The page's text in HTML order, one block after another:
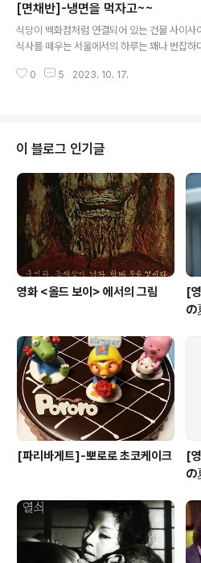
[면채반]-냉면을 먹자고~~
식당이 백화점처럼 연결되어 있는 건물 사이사
식사를 떼우는 서울에서의 하루는 꽤나 번잡하
인 시스템 안에서 살아남기 위해 오늘도 한끼 !!
0 5 2023. 10. 17.
이 블로그 인기글
영화 <올드 보이> 에서의 그림
[
の
[파리바게트]-뽀로로 초코케이크
[
の